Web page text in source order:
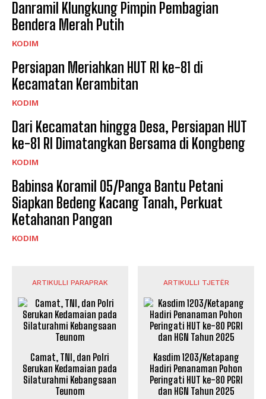
Danramil Klungkung Pimpin Pembagian
Bendera Merah Putih
KODIM
Persiapan Meriahkan HUT RI ke-81 di
Kecamatan Kerambitan
KODIM
Dari Kecamatan hingga Desa, Persiapan HUT
ke-81 RI Dimatangkan Bersama di Kongbeng
KODIM
Babinsa Koramil 05/Panga Bantu Petani
Siapkan Bedeng Kacang Tanah, Perkuat
Ketahanan Pangan
KODIM
ARTIKULLI PARAPRAK
Camat, TNI, dan Polri
Serukan Kedamaian pada
Silaturahmi Kebangsaan
Teunom
ARTIKULLI TJETËR
Kasdim 1203/Ketapang
Hadiri Penanaman Pohon
Peringati HUT ke-80 PGRI
dan HGN Tahun 2025